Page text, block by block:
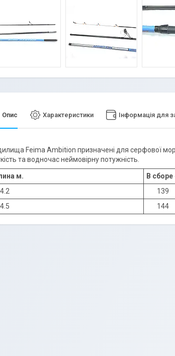
Опис Характеристики Інформація для
Feima Ambition призначені для серфової
та водночас неймовірну потужність.
м. В
139
144